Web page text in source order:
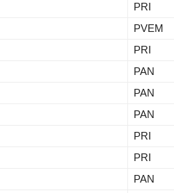
PRI
PVEM
PRI
PAN
PAN
PAN
PRI
PRI
PAN